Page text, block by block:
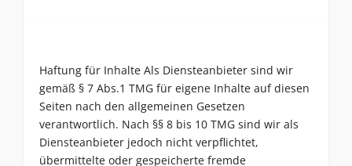
Haftung für Inhalte Als Diensteanbieter sind wir
gemäß § 7 Abs.1 TMG für eigene Inhalte auf diesen
Seiten nach den allgemeinen Gesetzen
verantwortlich. Nach §§ 8 bis 10 TMG sind wir als
Diensteanbieter jedoch nicht verpflichtet,
übermittelte oder gespeicherte fremde